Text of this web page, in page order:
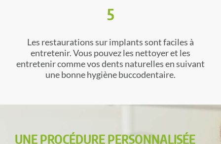
5
Les restaurations sur implants sont faciles à
entretenir. Vous pouvez les nettoyer et les
entretenir comme vos dents naturelles en suivant
une bonne hygiène buccodentaire.
UNE PROCÉDURE PERSONNALISÉE